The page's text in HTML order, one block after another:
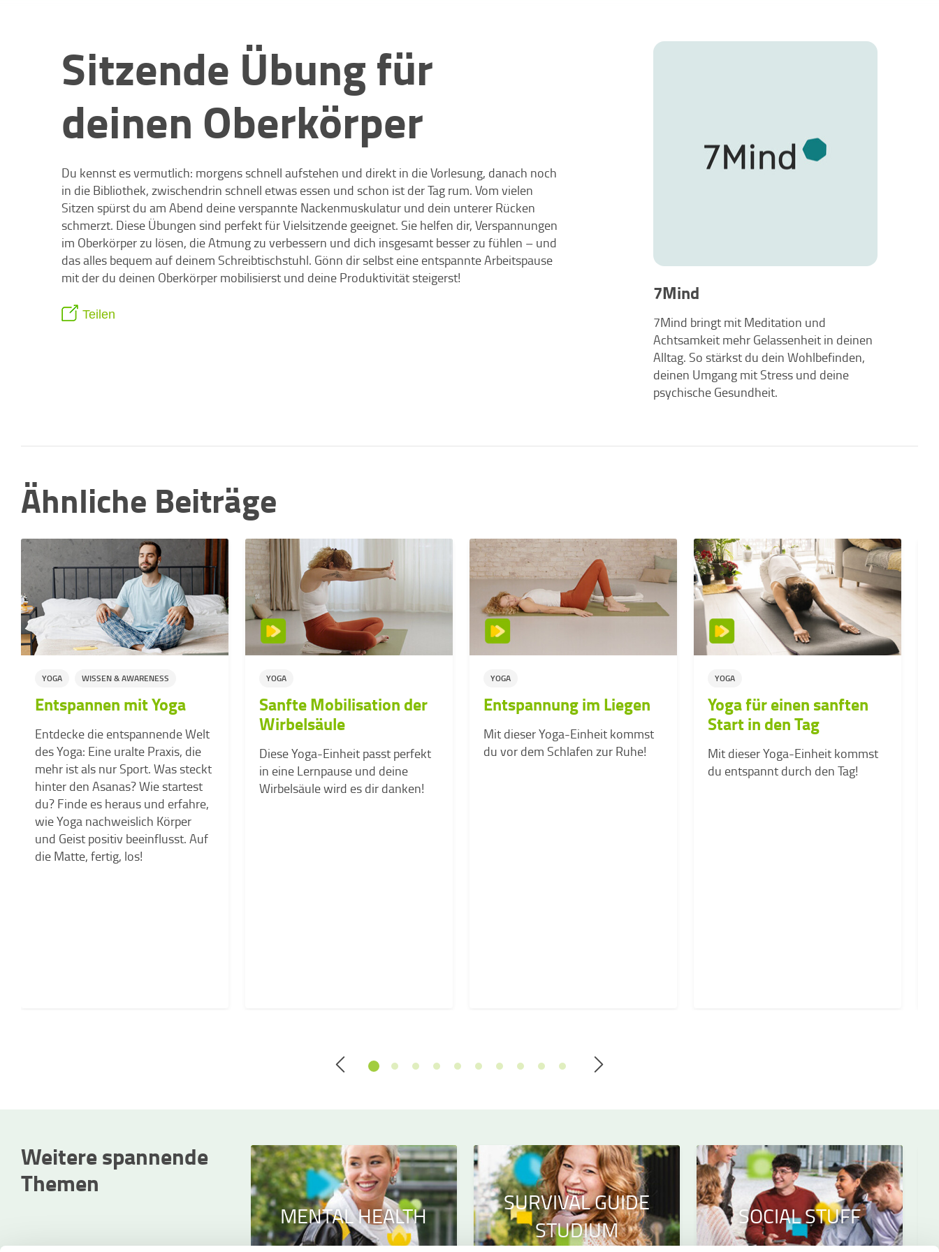
Sitzende Übung für
deinen Oberkörper
Du kennst es vermutlich: morgens schnell aufstehen und direkt in die Vorlesung, danach noch
in die Bibliothek, zwischendrin schnell etwas essen und schon ist der Tag rum. Vom vielen
Sitzen spürst du am Abend deine verspannte Nackenmuskulatur und dein unterer Rücken
schmerzt. Diese Übungen sind perfekt für Vielsitzende geeignet. Sie helfen dir, Verspannungen
im Oberkörper zu lösen, die Atmung zu verbessern und dich insgesamt besser zu fühlen – und
das alles bequem auf deinem Schreibtischstuhl. Gönn dir selbst eine entspannte Arbeitspause
mit der du deinen Oberkörper mobilisierst und deine Produktivität steigerst!
Teilen
7Mind
7Mind bringt mit Meditation und
Achtsamkeit mehr Gelassenheit in deinen
Alltag. So stärkst du dein Wohlbefinden,
deinen Umgang mit Stress und deine
psychische Gesundheit.
Ähnliche Beiträge
YOGA WISSEN & AWARENESS
Entspannen mit Yoga
Entdecke die entspannende Welt
des Yoga: Eine uralte Praxis, die
mehr ist als nur Sport. Was steckt
hinter den Asanas? Wie startest
du? Finde es heraus und erfahre,
wie Yoga nachweislich Körper
und Geist positiv beeinflusst. Auf
die Matte, fertig, los!
YOGA
Sanfte Mobilisation der
Wirbelsäule
Diese Yoga-Einheit passt perfekt
in eine Lernpause und deine
Wirbelsäule wird es dir danken!
YOGA
Entspannung im Liegen
Mit dieser Yoga-Einheit kommst
du vor dem Schlafen zur Ruhe!
YOGA
Yoga für einen sanften
Start in den Tag
Mit dieser Yoga-Einheit kommst
du entspannt durch den Tag!
Weitere spannende
Themen
MENTAL HEALTH
SURVIVAL GUIDE
STUDIUM
SOCIAL STUFF